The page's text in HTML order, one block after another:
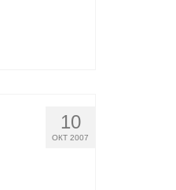
10
ОКТ 2007